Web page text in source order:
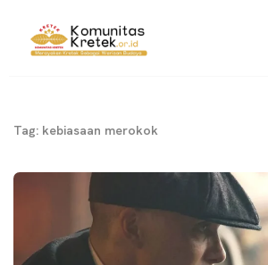
Tag: kebiasaan merokok